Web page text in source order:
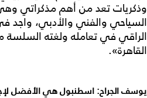
وذكريات تعد من أهم مذكراتي
السياحي والفني والأدبي،
الراقي في تعامله ولغته السلسة
القاهرة».
يوسف الجراح: اسطنبول هي الأفضل